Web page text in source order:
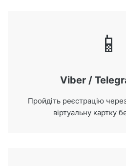
📱
Viber /
Пройдіть реєстрацію
віртуальну картку